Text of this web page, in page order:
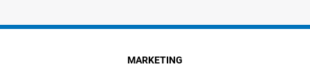
MARKETING